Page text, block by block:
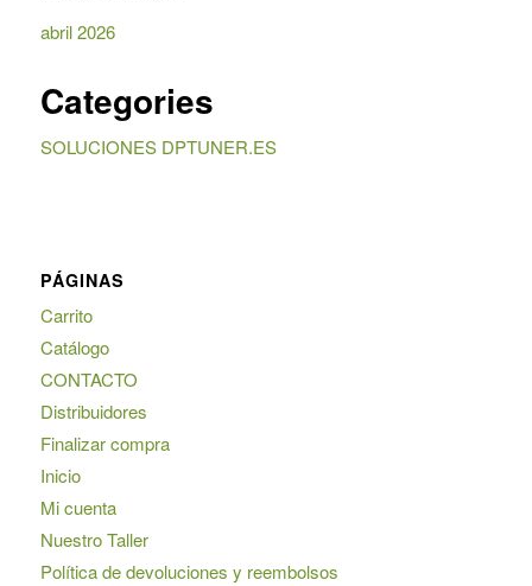
abril 2026
Categories
SOLUCIONES DPTUNER.ES
PÁGINAS
Carrito
Catálogo
CONTACTO
Distribuidores
Finalizar compra
Inicio
Mi cuenta
Nuestro Taller
Política de devoluciones y reembolsos